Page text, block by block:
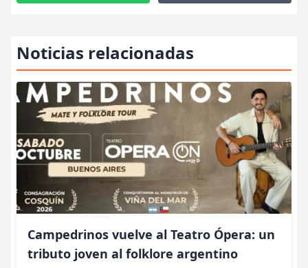
Noticias relacionadas
Campedrinos vuelve al Teatro Ópera: un
tributo joven al folklore argentino